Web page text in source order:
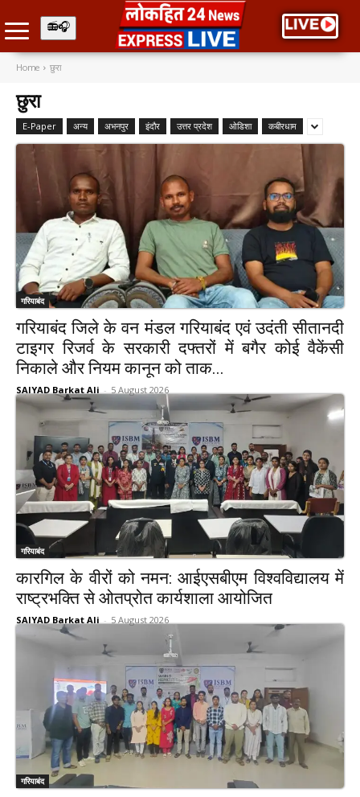
Home छुरा
छुरा
E-Paper अन्य अभनपुर इंदौर उत्तर प्रदेश ओडिशा कबीरधाम
गरियाबंद
गरियाबंद जिले के वन मंडल गरियाबंद एवं उदंती सीतानदी
टाइगर रिजर्व के सरकारी दफ्तरों में बगैर कोई वैकेंसी
निकाले और नियम कानून को ताक...
SAIYAD Barkat Ali - 5 August 2026
गरियाबंद
कारगिल के वीरों को नमन: आईएसबीएम विश्वविद्यालय में
राष्ट्रभक्ति से ओतप्रोत कार्यशाला आयोजित
SAIYAD Barkat Ali - 5 August 2026
गरियाबंद